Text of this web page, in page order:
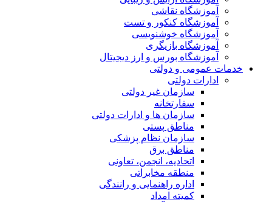
آموزشگاه نقاشی
آموزشگاه کنکور و تست
آموزشگاه خوشنویسی
آموزشگاه بازیگری
آموزشگاه بورس و ارز دیجیتال
خدمات عمومی و دولتی
ادارات دولتی
سازمان غیر دولتی
سفارتخانه
سازمان ها و ادارات دولتی
مناطق پستی
سازمان نظام پزشکی
مناطق برق
اتحادیه، انجمن، تعاونی
منطقه مخابراتی
اداره راهنمایی و رانندگی
کمیته امداد